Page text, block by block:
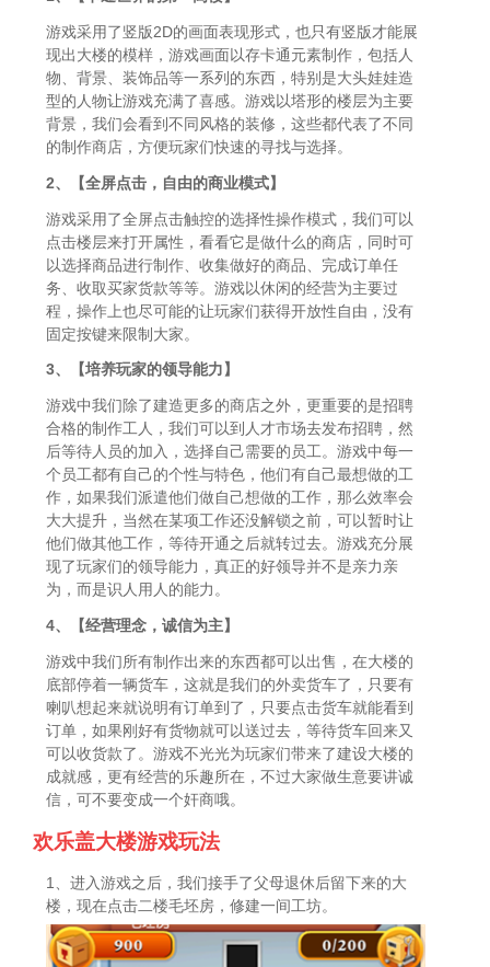
游戏采用了竖版2D的画面表现形式，也只有竖版才能展
现出大楼的模样，游戏画面以存卡通元素制作，包括人
物、背景、装饰品等一系列的东西，特别是大头娃娃造
型的人物让游戏充满了喜感。游戏以塔形的楼层为主要
背景，我们会看到不同风格的装修，这些都代表了不同
的制作商店，方便玩家们快速的寻找与选择。
2、【全屏点击，自由的商业模式】
游戏采用了全屏点击触控的选择性操作模式，我们可以
点击楼层来打开属性，看看它是做什么的商店，同时可
以选择商品进行制作、收集做好的商品、完成订单任
务、收取买家货款等等。游戏以休闲的经营为主要过
程，操作上也尽可能的让玩家们获得开放性自由，没有
固定按键来限制大家。
3、【培养玩家的领导能力】
游戏中我们除了建造更多的商店之外，更重要的是招聘
合格的制作工人，我们可以到人才市场去发布招聘，然
后等待人员的加入，选择自己需要的员工。游戏中每一
个员工都有自己的个性与特色，他们有自己最想做的工
作，如果我们派遣他们做自己想做的工作，那么效率会
大大提升，当然在某项工作还没解锁之前，可以暂时让
他们做其他工作，等待开通之后就转过去。游戏充分展
现了玩家们的领导能力，真正的好领导并不是亲力亲
为，而是识人用人的能力。
4、【经营理念，诚信为主】
游戏中我们所有制作出来的东西都可以出售，在大楼的
底部停着一辆货车，这就是我们的外卖货车了，只要有
喇叭想起来就说明有订单到了，只要点击货车就能看到
订单，如果刚好有货物就可以送过去，等待货车回来又
可以收货款了。游戏不光光为玩家们带来了建设大楼的
成就感，更有经营的乐趣所在，不过大家做生意要讲诚
信，可不要变成一个奸商哦。
欢乐盖大楼游戏玩法
1、进入游戏之后，我们接手了父母退休后留下来的大
楼，现在点击二楼毛坯房，修建一间工坊。